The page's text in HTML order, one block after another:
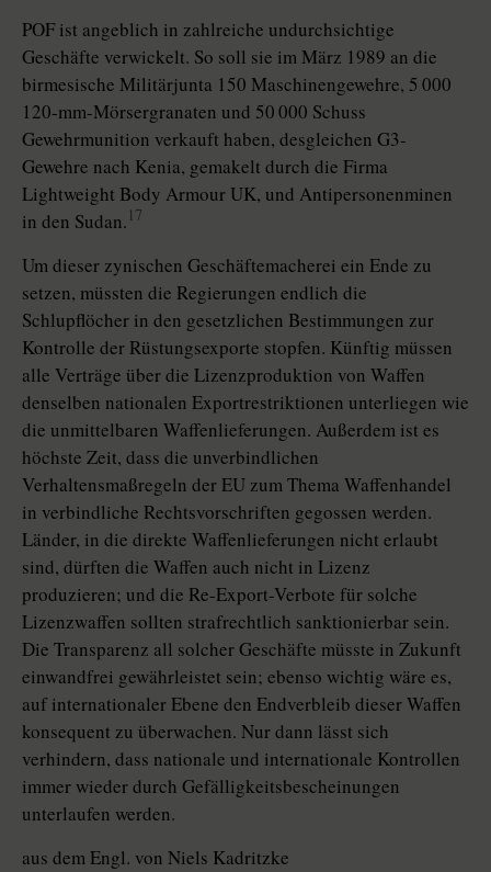
POF ist angeblich in zahlreiche undurchsichtige
Geschäfte verwickelt. So soll sie im März 1989 an die
birmesische Militärjunta 150 Maschinengewehre, 5 000
120-mm-Mörsergranaten und 50 000 Schuss
Gewehrmunition verkauft haben, desgleichen G3-
Gewehre nach Kenia, gemakelt durch die Firma
Lightweight Body Armour UK, und Antipersonenminen
in den Sudan. 17
Um dieser zynischen Geschäftemacherei ein Ende zu
setzen, müssten die Regierungen endlich die
Schlupflöcher in den gesetzlichen Bestimmungen zur
Kontrolle der Rüstungsexporte stopfen. Künftig müssen
alle Verträge über die Lizenzproduktion von Waffen
denselben nationalen Exportrestriktionen unterliegen wie
die unmittelbaren Waffenlieferungen. Außerdem ist es
höchste Zeit, dass die unverbindlichen
Verhaltensmaßregeln der EU zum Thema Waffenhandel
in verbindliche Rechtsvorschriften gegossen werden.
Länder, in die direkte Waffenlieferungen nicht erlaubt
sind, dürften die Waffen auch nicht in Lizenz
produzieren; und die Re-Export-Verbote für solche
Lizenzwaffen sollten strafrechtlich sanktionierbar sein.
Die Transparenz all solcher Geschäfte müsste in Zukunft
einwandfrei gewährleistet sein; ebenso wichtig wäre es,
auf internationaler Ebene den Endverbleib dieser Waffen
konsequent zu überwachen. Nur dann lässt sich
verhindern, dass nationale und internationale Kontrollen
immer wieder durch Gefälligkeitsbescheinungen
unterlaufen werden.
aus dem Engl. von Niels Kadritzke